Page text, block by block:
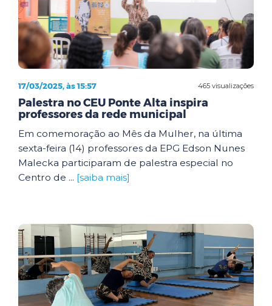
465 visualizações
17/03/2025, às 15:57
Palestra no CEU Ponte Alta inspira
professores da rede municipal
Em comemoração ao Mês da Mulher, na última
sexta-feira (14) professores da EPG Edson Nunes
Malecka participaram de palestra especial no
Centro de ... [saiba mais]